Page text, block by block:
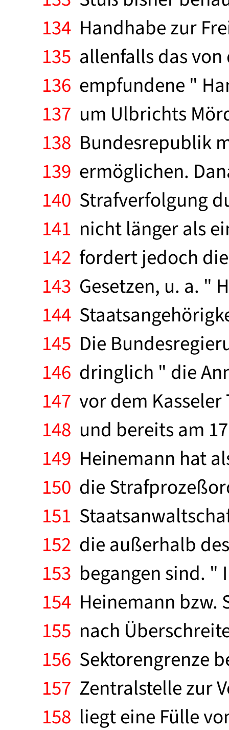
134 Handhabe zur
135 allenfalls das
136 empfundene "
137 um Ulbrichts
138 Bundesrepublik
139 ermöglichen.
140 Strafverfolgung
141 nicht länger als
142 fordert jedoch
143 Gesetzen, u. a. "
144
145 Die
146 dringlich " die
147 vor dem
148 und bereits am
149 Heinemann hat
150 die
151
152 die außerhalb
153 begangen sind. "
154 Heinemann bzw.
155 nach
156 Sektorengrenze
157 Zentralstelle zur
158 liegt eine Fülle